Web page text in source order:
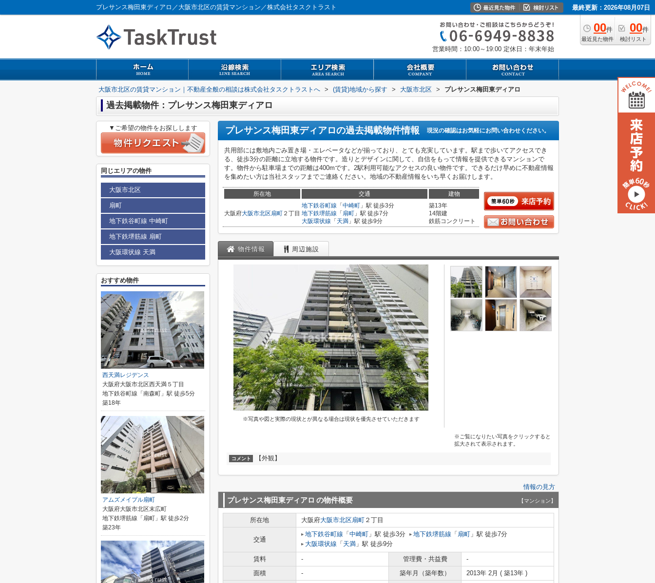
プレサンス梅田東ディアロ／大阪市北区の賃貸マンション／株式会社タスクトラスト 最終更新：2026年08月07日
00件
最近見た物件
00件
検討リスト
営業時間：10:00～19:00 定休日：年末年始
大阪市北区の賃貸マンション｜不動産全般の相談は株式会社タスクトラストへ > (賃貸)地域から探す > 大阪市北区 > プレサンス梅田東ディアロ
過去掲載物件：プレサンス梅田東ディアロ
プレサンス梅田東ディアロの過去掲載物件情報 現況の確認はお気軽にお問い合わせください。
共用部には敷地内ごみ置き場・エレベータなどが揃っており、とても充実しています。駅まで歩いてアクセスでき
る、徒歩3分の距離に立地する物件です。造りとデザインに関して、自信をもって情報を提供できるマンションで
す。物件から駐車場までの距離は400mです。2駅利用可能なアクセスの良い物件です。できるだけ早めに不動産情報
を集めたい方は当社スタッフまでご連絡ください。地域の不動産情報をいち早くお届けします。
所在地 交通 建物
大阪府大阪市北区扇町 ２丁目
地下鉄谷町線 「 中崎町 」駅 徒歩3分
地下鉄堺筋線 「 扇町 」駅 徒歩7分
大阪環状線 「 天満 」駅 徒歩9分
築13年
14階建
鉄筋コンクリート
物件情報 周辺施設
※写真や図と実際の現状とが異なる場合は現状を優先させていただきます
※ご覧になりたい写真をクリックすると
拡大されて表示されます。
コメント 【外観】
情報の見方
プレサンス梅田東ディアロ の物件概要 【マンション】
所在地 大阪府大阪市北区扇町 ２丁目
交通
地下鉄谷町線 「 中崎町 」駅 徒歩3分 地下鉄堺筋線 「 扇町 」駅 徒歩7分
大阪環状線 「 天満 」駅 徒歩9分
賃料 - 管理費・共益費
-
面積
- 築年月（築年数） 2013年 2月 ( 築13年 )
▼ご希望の物件をお探しします
同じエリアの物件
大阪市北区
扇町
地下鉄谷町線 中崎町
地下鉄堺筋線 扇町
大阪環状線 天満
おすすめ物件
西天満レジデンス
大阪府大阪市北区西天満５丁目
地下鉄谷町線「南森町」駅 徒歩5分
築18年
アムズメイプル扇町
大阪府大阪市北区末広町
地下鉄堺筋線「扇町」駅 徒歩2分
築23年